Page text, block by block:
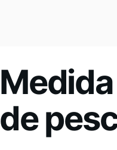
de